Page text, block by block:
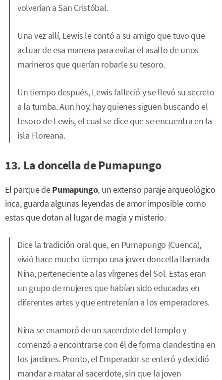
volverían a San Cristóbal.
Una vez allí, Lewis le contó a su amigo que tuvo que
actuar de esa manera para evitar el asalto de unos
marineros que querían robarle su tesoro.
Un tiempo después, Lewis falleció y se llevó su secreto
a la tumba. Aun hoy, hay quienes siguen buscando el
tesoro de Lewis, el cual se dice que se encuentra en la
isla Floreana.
13. La doncella de Pumapungo
El parque dePumapungo, un extenso paraje arqueológico
inca, guarda algunas leyendas de amor imposible como
estas que dotan al lugar de magia y misterio.
Dice la tradición oral que, en Pumapungo (Cuenca),
vivió hace mucho tiempo una joven doncella llamada
Nina, perteneciente a las vírgenes del Sol. Estas eran
un grupo de mujeres que habían sido educadas en
diferentes artes y que entretenían a los emperadores.
Nina se enamoró de un sacerdote del templo y
comenzó a encontrarse con él de forma clandestina en
los jardines. Pronto, el Emperador se enteró y decidió
mandar a matar al sacerdote, sin que la joven